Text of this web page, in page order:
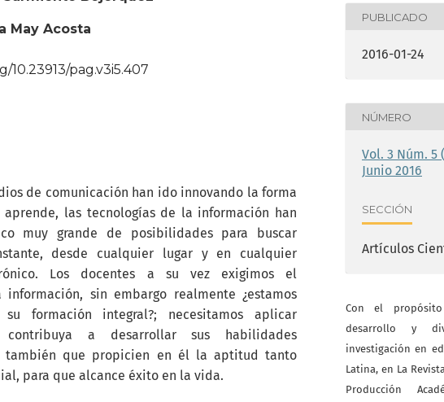
May Acosta
10.23913/pag.v3i5.407
de comunicación han ido innovando la forma
las tecnologías de la información han
muy grande de posibilidades para buscar
desde cualquier lugar y en cualquier
Los docentes a su vez exigimos el
sin embargo realmente ¿estamos
formación integral?; necesitamos aplicar
contribuya a desarrollar sus habilidades
también que propicien en él la aptitud tanto
para que alcance éxito en la vida.
PUBLICADO
2016-01-24
NÚMERO
Vol. 3 Núm. 5
Junio 2016
SECCIÓN
Artículos
Con el
desarrollo y
investigación en
Latina, en La
Producción